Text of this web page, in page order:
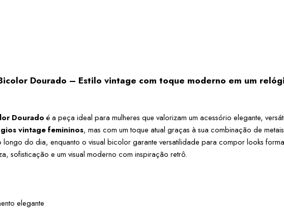
Dourado – Estilo vintage com toque moderno em um
Dourado é a peça ideal para mulheres que valorizam um acessório elegante,
vintage femininos, mas com um toque atual graças à sua combinação de
do dia, enquanto o visual bicolor garante versatilidade para compor looks
sofisticação e um visual moderno com inspiração retrô.
elegante